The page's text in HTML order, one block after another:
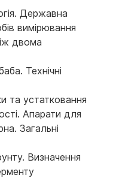
Державна
вимірювання
двома
Технічні
та устатковання
Апарати для
Загальні
Визначення